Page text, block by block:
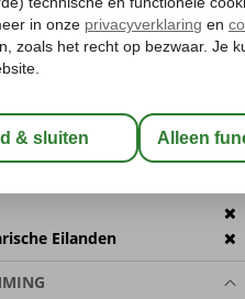
Laagsteprijsgarantie*
Wijzig Reisgezelschap
Eilanden